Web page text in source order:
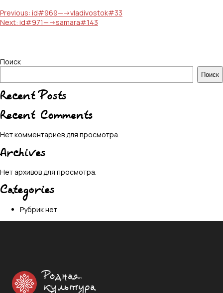
Навигация
по
Previous: id#969—->vladivostok#33
Next: id#971—->samara#143
Поиск
Поиск
Recent Posts
Recent Comments
Нет комментариев для просмотра.
Archives
Нет архивов для просмотра.
Categories
Рубрик нет
Родная
культура